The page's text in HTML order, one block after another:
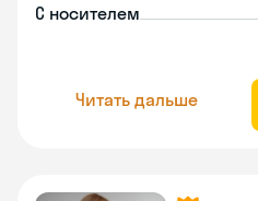
С носителем
Читать дальше